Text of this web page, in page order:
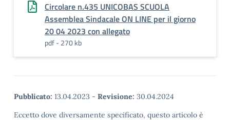
Circolare n.435 UNICOBAS SCUOLA
Assemblea Sindacale ON LINE per il giorno
20 04 2023 con allegato
pdf - 270 kb
Pubblicato: 13.04.2023 - Revisione: 30.04.2024
Eccetto dove diversamente specificato, questo articolo è